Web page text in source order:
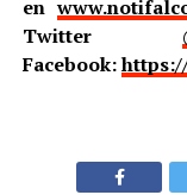
en
Twitter
Facebook: